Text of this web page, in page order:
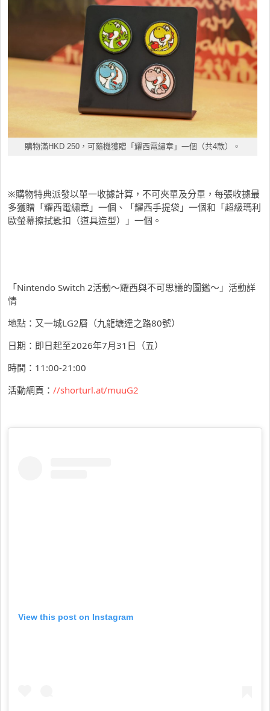
購物滿HKD 250，可隨機獲贈「耀西電繡章」一個（共4款）。
※購物特典派發以單一收據計算，不可夾單及分單，每張收據最
多獲贈「耀西電繡章」一個、「耀西手提袋」一個和「超級瑪利
歐螢幕擦拭匙扣（道具造型）」一個。
「Nintendo Switch 2活動～耀西與不可思議的圖鑑～」活動詳
情
地點：又一城LG2層（九龍塘達之路80號）
日期：即日起至2026年7月31日（五）
時間：11:00-21:00
活動網頁： //shorturl.at/muuG2
View this post on Instagram